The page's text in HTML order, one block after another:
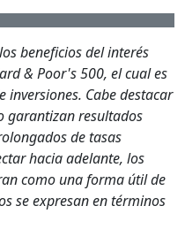
beneficios del interés
& Poor's 500, el cual es
Cabe destacar
garantizan resultados
de tasas
hacia adelante, los
como una forma útil de
se expresan en términos